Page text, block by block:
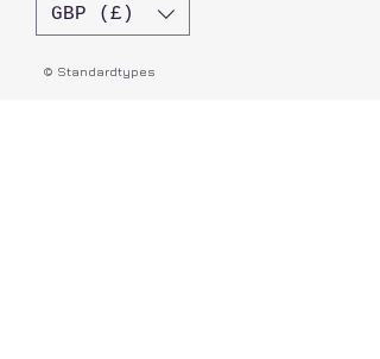
GBP (£)
© Standardtypes